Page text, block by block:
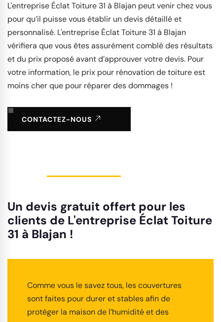
L'entreprise Éclat Toiture 31 à Blajan peut venir chez vous
pour qu’il puisse vous établir un devis détaillé et
personnalisé. L'entreprise Éclat Toiture 31 à Blajan
vérifiera que vous êtes assurément comblé des résultats
et du prix proposé avant d’approuver votre devis. Pour
votre information, le prix pour rénovation de toiture est
moins cher que pour réparer des dommages !
CONTACTEZ-NOUS
Un devis gratuit offert pour les
clients de L'entreprise Éclat Toiture
31 à Blajan !
Comme vous le savez tous, les couvertures
sont faites pour durer et stables afin de
protéger la maison de l’humidité et des